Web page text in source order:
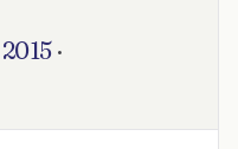
2015 ·